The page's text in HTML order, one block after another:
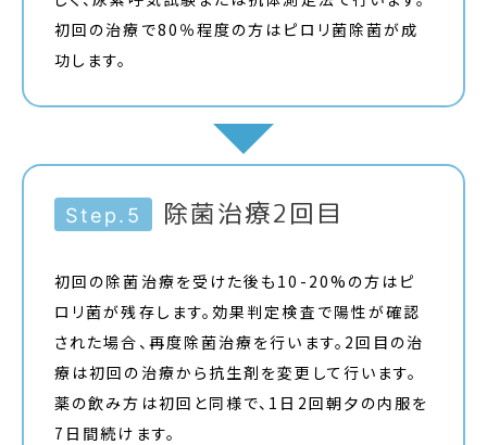
初回の治療で80％程度の方はピロリ菌除菌が成
功します。
Step.5 除菌治療2回目
初回の除菌治療を受けた後も10-20%の方はピ
ロリ菌が残存します。効果判定検査で陽性が確認
された場合、再度除菌治療を行います。2回目の治
療は初回の治療から抗生剤を変更して行います。
薬の飲み方は初回と同様で、1日2回朝夕の内服を
7日間続けます。